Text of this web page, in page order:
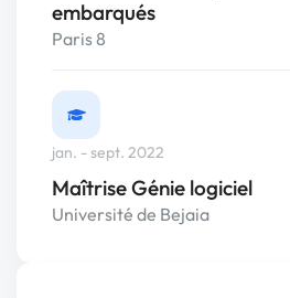
embarqués
Paris 8
jan. - sept. 2022
Maîtrise Génie logiciel
Université de Bejaia